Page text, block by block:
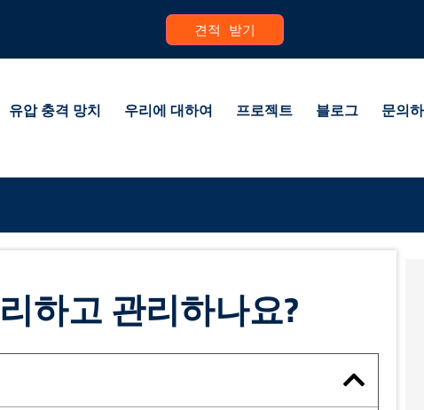
견적 받기
유압 충격 망치 우리에 대하여 프로젝트 블로그 문의
하고 관리하나요?